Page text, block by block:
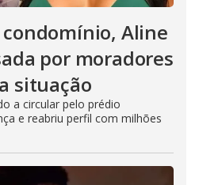
Aline
por moradores
situação
a circular pelo prédio
e reabriu perfil com milhões